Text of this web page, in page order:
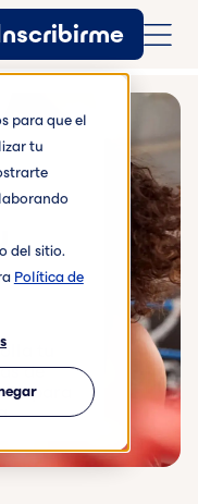
para que el
tu
del sitio.
Política de
tu
de
para